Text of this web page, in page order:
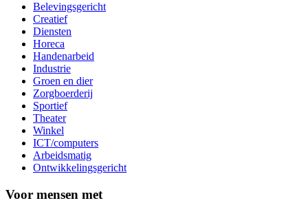
Belevingsgericht
Creatief
Diensten
Horeca
Handenarbeid
Industrie
Groen en dier
Zorgboerderij
Sportief
Theater
Winkel
ICT/computers
Arbeidsmatig
Ontwikkelingsgericht
Voor mensen met